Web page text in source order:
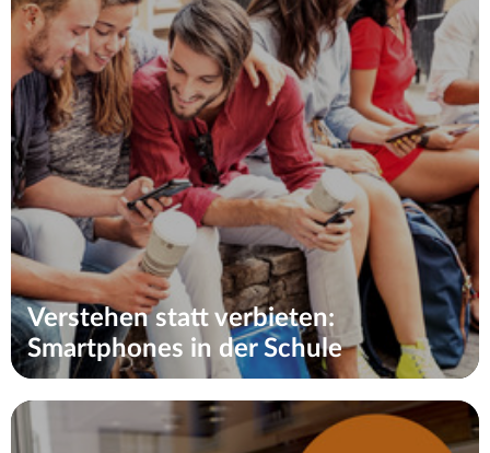
Verstehen statt verbieten:
Smartphones in der Schule